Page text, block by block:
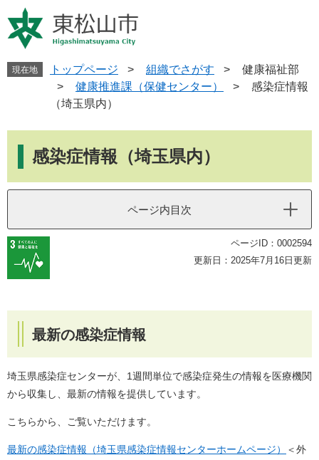
ー
ジ
ニ
ュ
現在地 トップページ > 組織でさがす >
健康福祉部
>
健康推進課（保健センター） >
感染症情報
（埼玉県内）
感染症情報（埼玉県内）
ページ内目次
ページID：0002594
更新日：2025年7月16日更新
最新の感染症情報
埼玉県感染症センターが、1週間単位で感染症発生の情報を医療機関
から収集し、最新の情報を提供しています。
こちらから、ご覧いただけます。
最新の感染症情報（埼玉県感染症情報センターホームページ）
＜外